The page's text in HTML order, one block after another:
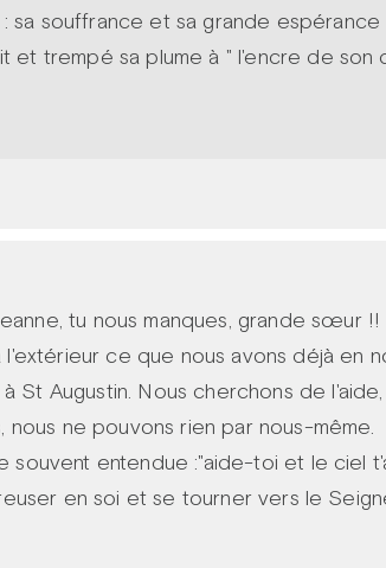
: sa souffrance et sa grande espérance
et trempé sa plume à " l'encre de son
tu nous manques, grande sœur !!
ce que nous avons déjà en
Augustin. Nous cherchons de l'aide,
nous ne pouvons rien par nous-même.
entendue :"aide-toi et le ciel
en soi et se tourner vers le